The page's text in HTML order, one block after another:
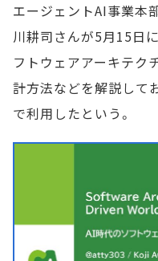
エージェントAI事業本
川耕司さんが5月15日
フトウェアアーキテク
計方法などを解説して
で利用したという。